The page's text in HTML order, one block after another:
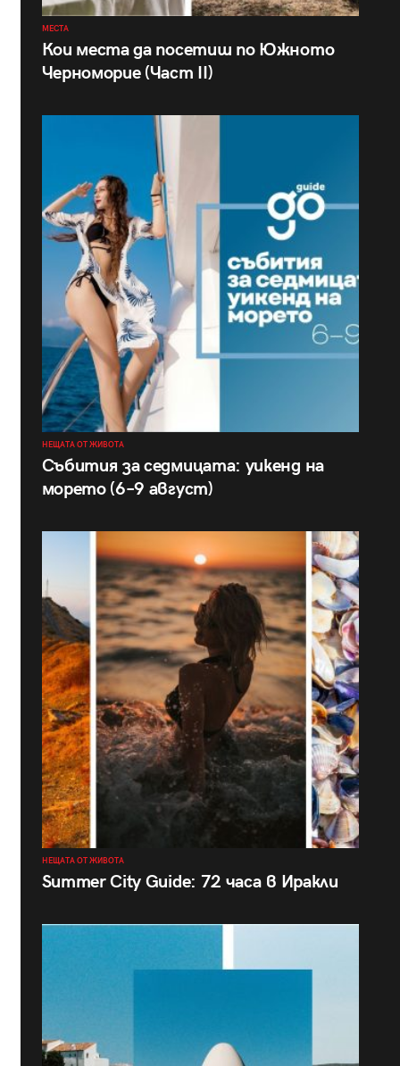
МЕСТА
Кои места да посетиш по Южното
Черноморие (Част II)
НЕЩАТА ОТ ЖИВОТА
Събития за седмицата: уикенд на
морето (6–9 август)
НЕЩАТА ОТ ЖИВОТА
Summer City Guide: 72 часа в Иракли